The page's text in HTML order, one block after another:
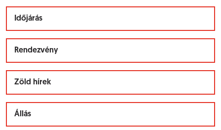
Időjárás
Rendezvény
Zöld hírek
Állás